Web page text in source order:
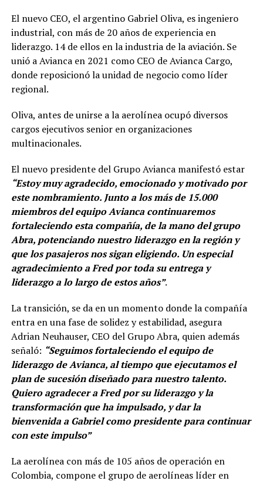
El nuevo CEO, el argentino Gabriel Oliva, es ingeniero
industrial, con más de 20 años de experiencia en
liderazgo. 14 de ellos en la industria de la aviación. Se
unió a Avianca en 2021 como CEO de Avianca Cargo,
donde reposicionó la unidad de negocio como líder
regional.
Oliva, antes de unirse a la aerolínea ocupó diversos
cargos ejecutivos senior en organizaciones
multinacionales.
El nuevo presidente del Grupo Avianca manifestó estar
“Estoy muy agradecido, emocionado y motivado por
este nombramiento. Junto a los más de 15.000
miembros del equipo Avianca continuaremos
fortaleciendo esta compañía, de la mano del grupo
Abra, potenciando nuestro liderazgo en la región y
que los pasajeros nos sigan eligiendo. Un especial
agradecimiento a Fred por toda su entrega y
liderazgo a lo largo de estos años”.
La transición, se da en un momento donde la compañía
entra en una fase de solidez y estabilidad, asegura
Adrian Neuhauser, CEO del Grupo Abra, quien además
señaló: “Seguimos fortaleciendo el equipo de
liderazgo de Avianca, al tiempo que ejecutamos el
plan de sucesión diseñado para nuestro talento.
Quiero agradecer a Fred por su liderazgo y la
transformación que ha impulsado, y dar la
bienvenida a Gabriel como presidente para continuar
con este impulso”
La aerolínea con más de 105 años de operación en
Colombia, compone el grupo de aerolíneas líder en